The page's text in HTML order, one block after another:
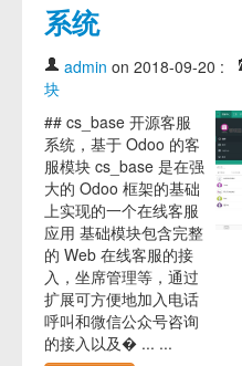
系统
admin on 2018-09-20 :
块
## cs_base 开源客服
系统，基于 Odoo 的客
服模块 cs_base 是在强
大的 Odoo 框架的基础
上实现的一个在线客服
应用 基础模块包含完整
的 Web 在线客服的接
入，坐席管理等，通过
扩展可方便地加入电话
呼叫和微信公众号咨询
的接入以及� ... ...